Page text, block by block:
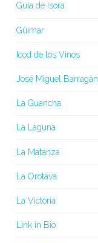
Guía de Isora
Güímar
Icod de los Vinos
José Miguel Barragán
La Guancha
La Laguna
La Matanza
La Orotava
La Victoria
Link in Bio